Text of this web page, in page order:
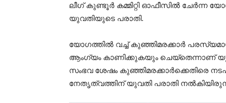
ലീഗ് കുണ്ടൂര്‍ കമ്മിറ്റി ഓഫീസില്‍ ചേര്‍ന്ന
യുവതിയുടെ പരാതി.
യോഗത്തില്‍ വച്ച് കുഞ്ഞിമരക്കാര്‍
ആംഗ്യം കാണിക്കുകയും ചെയ്തെന്നാണ്
സംഭവ ശേഷം കുഞ്ഞിമരക്കാര്‍ക്കെതിരെ
നേതൃത്വത്തിന് യുവതി പരാതി